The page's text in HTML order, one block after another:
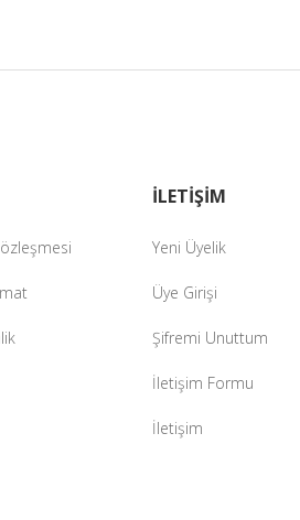
GönderİLETİŞİM
Yeni Üyelik
Üye Girişi
Şifremi Unuttum
İletişim Formu
İletişim